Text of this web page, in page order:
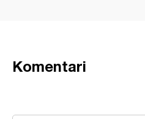
Komentari